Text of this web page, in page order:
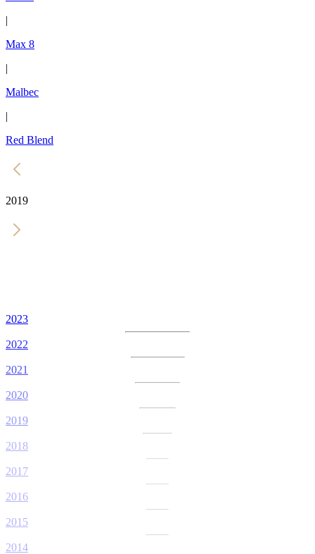
|
Max 8
|
Malbec
|
Red Blend
2019
2023
2022
2021
2020
2019
2018
2017
2016
2015
2014